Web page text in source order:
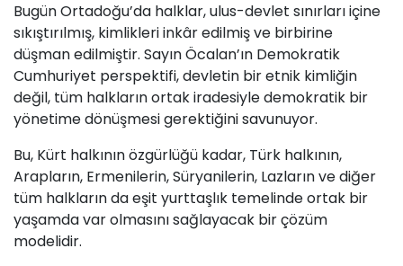
Bugün Ortadoğu’da halklar, ulus-devlet sınırları içine
sıkıştırılmış, kimlikleri inkâr edilmiş ve birbirine
düşman edilmiştir. Sayın Öcalan’ın Demokratik
Cumhuriyet perspektifi, devletin bir etnik kimliğin
değil, tüm halkların ortak iradesiyle demokratik bir
yönetime dönüşmesi gerektiğini savunuyor.
Bu, Kürt halkının özgürlüğü kadar, Türk halkının,
Arapların, Ermenilerin, Süryanilerin, Lazların ve diğer
tüm halkların da eşit yurttaşlık temelinde ortak bir
yaşamda var olmasını sağlayacak bir çözüm
modelidir.